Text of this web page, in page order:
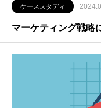
ケーススタディ
マーケティング戦略